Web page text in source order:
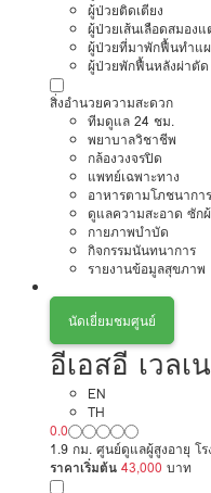
ผู้ป่วยติดเตียง
ผู้ป่วยเส้นเลือดสมอง
ผู้ป่วยที่มาพักฟื้นทำแ
ผู้ป่วยพักฟื้นหลังผ่าตัด
สิ่งอำนวยความสะดวก
ทีมดูแล 24 ชม.
พยาบาลวิชาชีพ
กล้องวงจรปิด
แพทย์เฉพาะทาง
อาหารตามโภชนาการ
ดูแลความสะอาด ซัก
กายภาพบำบัด
กิจกรรมนันทนาการ
รายงานข้อมูลสุขภาพ
นัดเยี่ยมชมศูนย์
อีเอสอี เวล
ผู้สูงอายุหรือ
EN
TH
0.0
1.9 กม. ศูนย์ดูแลผู้สูงอายุ โ
ราคาเริ่มต้น 43,000 บาท